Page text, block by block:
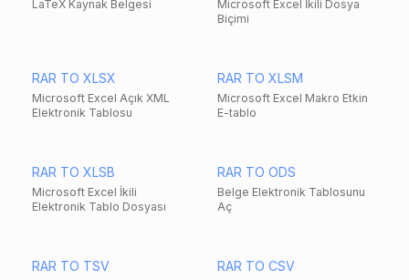
LaTeX Kaynak Belgesi
Microsoft Excel İkili Dosya
Biçimi
RAR TO XLSX
Microsoft Excel Açık XML
Elektronik Tablosu
RAR TO XLSM
Microsoft Excel Makro Etkin
E-tablo
RAR TO XLSB
Microsoft Excel İkili
Elektronik Tablo Dosyası
RAR TO ODS
Belge Elektronik Tablosunu
Aç
RAR TO TSV RAR TO CSV